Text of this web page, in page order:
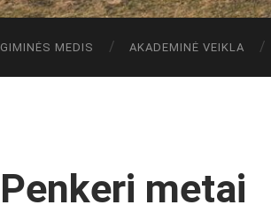
GIMINĖS MEDIS AKADEMINĖ VEIKLA
Penkeri metai